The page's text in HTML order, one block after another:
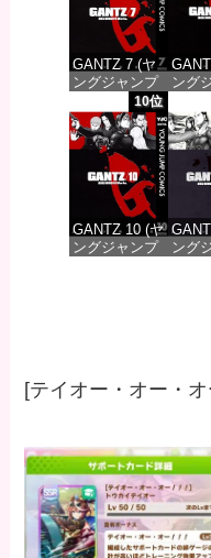
GANTZ 7 (ヤ
ングジャンプ
コミックス
DIGITAL)
価格：¥100
ング
コミ
価
10位
GANTZ 10 (ヤ
ングジャンプ
ング
[テイオー・オー・